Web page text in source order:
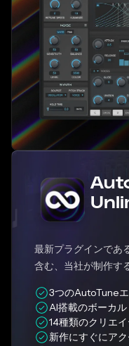
最新プラグインで
含む、当社が制作す
3つのAutoTune
AI搭載のボーカ
14種類のクリエ
新作にすぐにアク